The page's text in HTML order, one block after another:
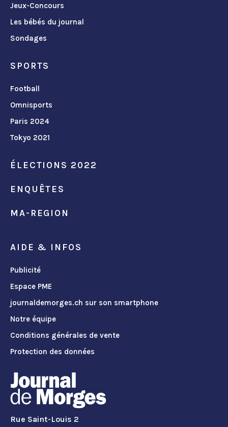
Jeux-Concours
Les bébés du journal
Sondages
SPORTS
Football
Omnisports
Paris 2024
Tokyo 2021
ÉLECTIONS 2022
ENQUÊTES
MA-REGION
AIDE & INFOS
Publicité
Espace PME
journaldemorges.ch sur son smartphone
Notre équipe
Conditions générales de vente
Protection des données
Rue Saint-Louis 2